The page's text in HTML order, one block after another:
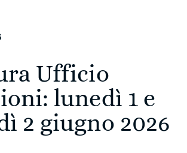
Ufficio
lunedì 1 e
2 giugno 2026